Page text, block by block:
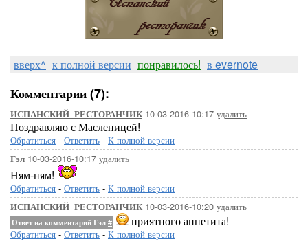
вверх^ к полной версии понравилось! в evernote
Комментарии (7):
ИСПАНСКИЙ_РЕСТОРАНЧИК10-03-2016-10:17 удалить
Поздравляю с Масленицей!
Обратиться - Ответить - К полной версии
Гэл 10-03-2016-10:17 удалить
Ням-ням!
Обратиться - Ответить - К полной версии
ИСПАНСКИЙ_РЕСТОРАНЧИК10-03-2016-10:20 удалить
Ответ на комментарий Гэл # приятного аппетита!
Обратиться - Ответить - К полной версии